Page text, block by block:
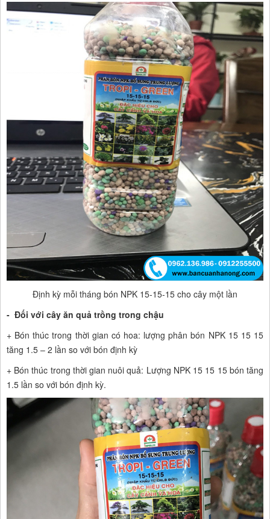
Định kỳ mỗi tháng bón NPK 15-15-15 cho cây một lần
- Đối với cây ăn quả trồng trong chậu
+ Bón thúc trong thời gian có hoa: lượng phân bón NPK 15 15 15
tăng 1.5 – 2 lần so với bón định kỳ
+ Bón thúc trong thời gian nuôi quả: Lượng NPK 15 15 15 bón tăng
1.5 lần so với bón định kỳ.